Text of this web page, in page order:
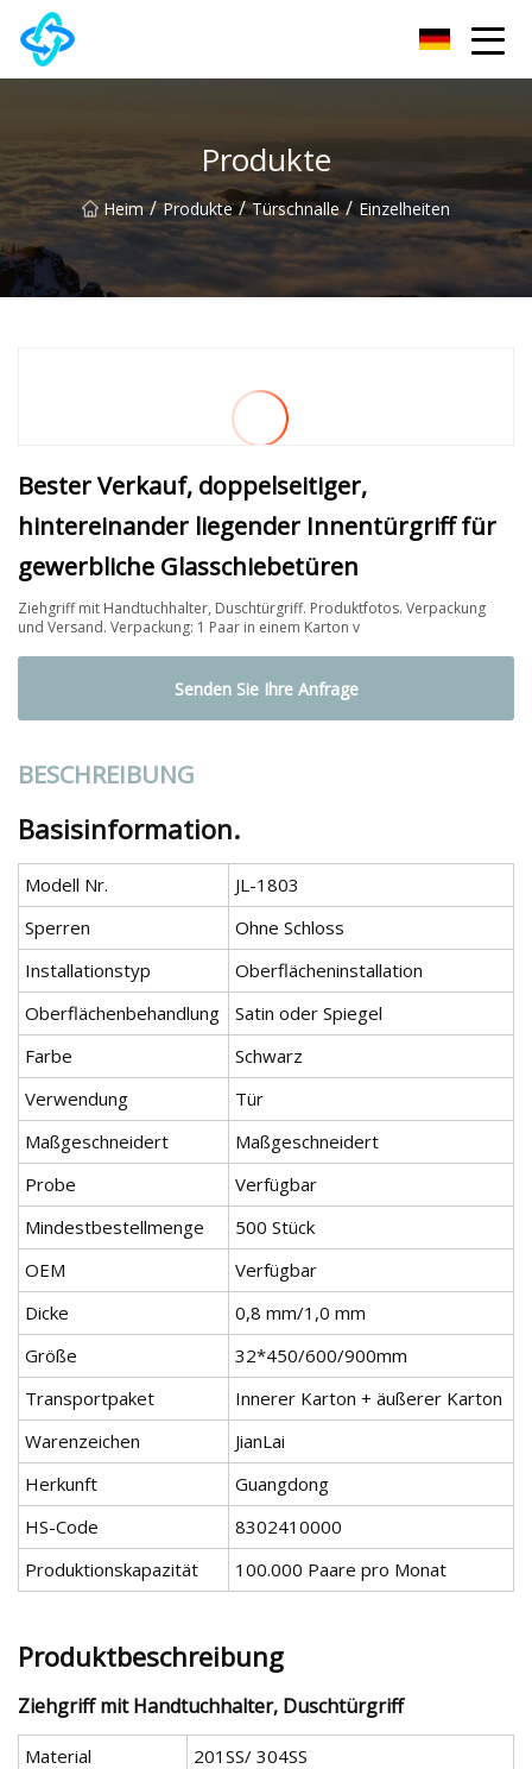
Produkte
Heim / Produkte / Türschnalle / Einzelheiten
Bester Verkauf, doppelseitiger,
hintereinander liegender Innentürgriff für
gewerbliche Glasschiebetüren
Ziehgriff mit Handtuchhalter, Duschtürgriff. Produktfotos. Verpackung
und Versand. Verpackung: 1 Paar in einem Karton v
Senden Sie Ihre Anfrage
BESCHREIBUNG
Basisinformation.
Modell Nr.
JL-1803
Sperren
Ohne Schloss
Installationstyp
Oberflächeninstallation
Oberflächenbehandlung
Satin oder Spiegel
Farbe
Schwarz
Verwendung
Tür
Maßgeschneidert
Maßgeschneidert
Probe
Verfügbar
Mindestbestellmenge
500 Stück
OEM
Verfügbar
Dicke
0,8 mm/1,0 mm
Größe
32*450/600/900mm
Transportpaket
Innerer Karton + äußerer Karton
Warenzeichen
JianLai
Herkunft
Guangdong
HS-Code
8302410000
Produktionskapazität
100.000 Paare pro Monat
Produktbeschreibung
Ziehgriff mit Handtuchhalter, Duschtürgriff
Material
201SS/ 304SS